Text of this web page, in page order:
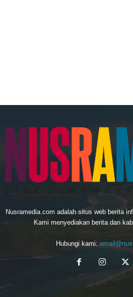
Nusramedia.com adalah situs web berita
Kami menyediakan berita dan
Hubungi kami: